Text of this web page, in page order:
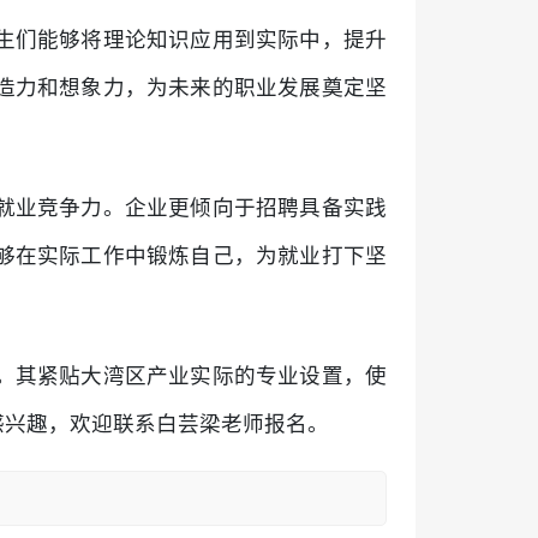
们能够将理论知识应用到实际中，提升
力和想象力，为未来的职业发展奠定坚
业竞争力。企业更倾向于招聘具备实践
在实际工作中锻炼自己，为就业打下坚
其紧贴大湾区产业实际的专业设置，使
趣，欢迎联系白芸梁老师报名。